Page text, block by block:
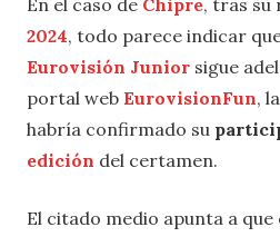
En el caso de Chipre, tras su
2024, todo parece indicar
Eurovisión Junior sigue
portal web EurovisionFun,
habría confirmado su
edición del certamen.
El citado medio apunta a que